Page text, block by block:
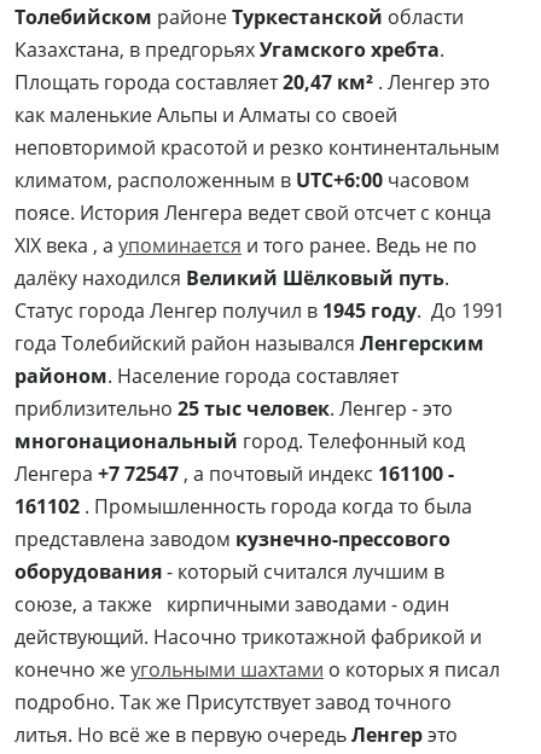
Толебийском районеТуркестанской области
Казахстана, в предгорьяхУгамского хребта.
Площать города составляет20,47 км² . Ленгер это
как маленькие Альпы и Алматы со своей
неповторимой красотой и резко континентальным
климатом, расположенным в UTC+6:00 часовом
поясе. История Ленгера ведет свой отсчет с конца
XIX века , а упоминается и того ранее. Ведь не по
далёку находился Великий Шёлковый путь.
Статус города Ленгер получил в 1945 году. До 1991
года Толебийский район назывался Ленгерским
районом. Население города составляет
приблизительно 25 тыс человек. Ленгер - это
многонациональный город. Телефонный код
Ленгера +7 72547 , а почтовый индекс 161100 -
161102 . Промышленность города когда то была
представлена заводом кузнечно-прессового
оборудования- который считался лучшим в
союзе, а также кирпичными заводами - один
действующий. Насочно трикотажной фабрикой и
конечно жеугольными шахтами о которых я писал
подробно. Так же Присутствует завод точного
литья. Но всё же в первую очередьЛенгерэто